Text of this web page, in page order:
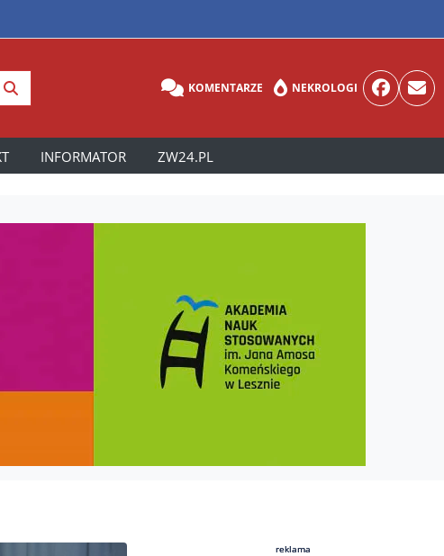
KOMENTARZE NEKROLOGI
INFORMATOR ZW24.PL
reklama
reklama